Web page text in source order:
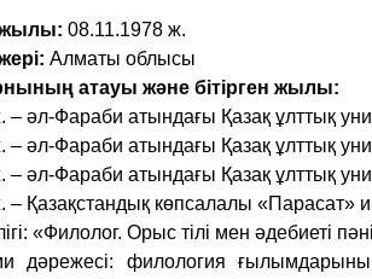
жылы: 08.11.1978 ж.
Алматы облысы
атауы және бітірген жылы:
– әл-Фараби атындағы Қазақ ұлттық
– әл-Фараби атындағы Қазақ ұлттық
– әл-Фараби атындағы Қазақ ұлттық
– Қазақстандық көпсалалы «Парасат»
«Филолог. Орыс тілі мен әдебиеті
дәрежесі: филология